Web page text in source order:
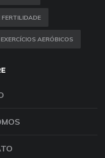
AERÓBICOS